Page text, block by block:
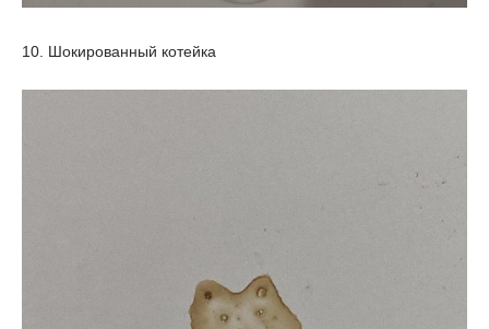
10. Шокированный котейка